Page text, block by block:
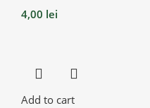
4,00 lei
Add to cart